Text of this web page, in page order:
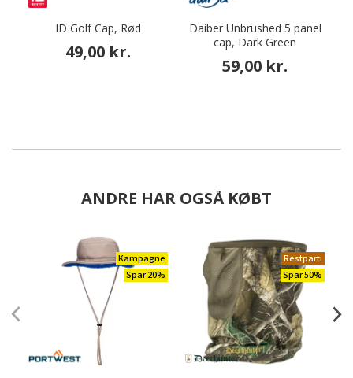
ID Golf Cap, Rød
49,00 kr.
Daiber Unbrushed 5 panel
cap, Dark Green
59,00 kr.
ANDRE HAR OGSÅ KØBT
Kampagne
Spar 20%
Restparti
Spar 50%